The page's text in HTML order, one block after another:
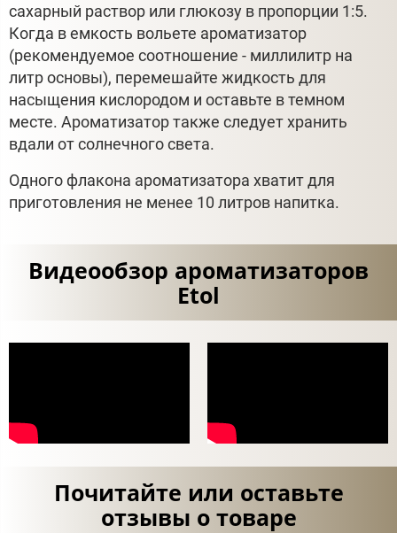
сахарный раствор или глюкозу в пропорции 1:5.
Когда в емкость вольете ароматизатор
(рекомендуемое соотношение - миллилитр на
литр основы), перемешайте жидкость для
насыщения кислородом и оставьте в темном
месте. Ароматизатор также следует хранить
вдали от солнечного света.
Одного флакона ароматизатора хватит для
приготовления не менее 10 литров напитка.
Видеообзор ароматизаторов
Etol
Почитайте или оставьте
отзывы о товаре